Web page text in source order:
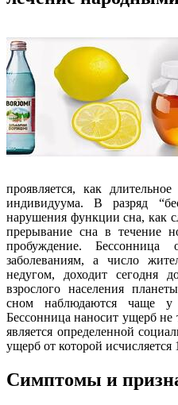
проявляется, как
индивидуума. В разряд
нарушения функции сна, как
прерывание сна в течение
пробуждение. Бессонница
заболеваниям, а число
недугом, доходит сегодня
взрослого населения
сном наблюдаются
Бессонница наносит ущерб не
является определенной
ущерб от которой исчисляется
Симптомы и